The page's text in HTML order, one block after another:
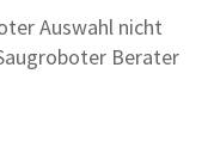
Auswahl nicht
Berater